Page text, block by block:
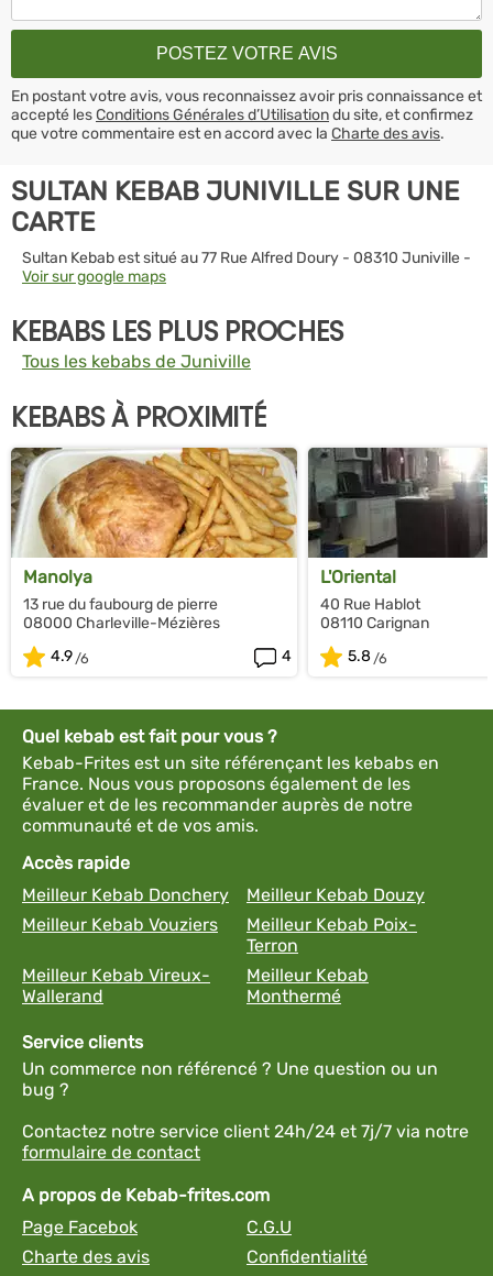
En postant votre avis, vous reconnaissez avoir pris connaissance et
accepté lesConditions Générales d’Utilisationdu site, et confirmez
que votre commentaire est en accord avec la Charte des avis.
SULTAN KEBAB JUNIVILLE SUR UNE
CARTE
Sultan Kebab est situé au 77 Rue Alfred Doury - 08310 Juniville -
Voir sur google maps
KEBABS LES PLUS PROCHES
Tous les kebabs de Juniville
KEBABS À PROXIMITÉ
Manolya
13 rue du faubourg de pierre
08000 Charleville-Mézières
4.9
4
L'Oriental
40 Rue Hablot
08110 Carignan
5.8
Quel kebab est fait pour vous ?
Kebab-Frites est un site référençant les kebabs en
France. Nous vous proposons également de les
évaluer et de les recommander auprès de notre
communauté et de vos amis.
Accès rapide
Meilleur Kebab Donchery
Meilleur Kebab Douzy
Meilleur Kebab Vouziers
Meilleur Kebab Poix-
Terron
Meilleur Kebab Vireux-
Wallerand
Meilleur Kebab
Monthermé
Service clients
Un commerce non référencé ? Une question ou un
bug ?
Contactez notre service client 24h/24 et 7j/7 via notre
formulaire de contact
A propos de Kebab-frites.com
Page Facebok
C.G.U
Charte des avis
Confidentialité